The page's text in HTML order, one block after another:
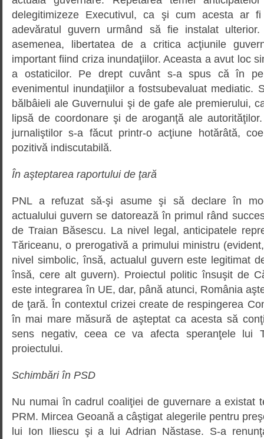
delegitimizeze Executivul, ca şi cum acesta ar
adevăratul guvern urmând să fie instalat
asemenea, libertatea de a critica acţiunile
important fiind criza inundaţiilor. Aceasta a avut loc
a ostaticilor. Pe drept cuvânt s-a spus că în
evenimentul inundaţiilor a fostsubevaluat mediatic.
bălbâieli ale Guvernului şi de gafe ale premierului,
lipsă de coordonare şi de aroganţă ale
jurnaliştilor s-a făcut printr-o acţiune hotărâtă,
pozitivă indiscutabilă.
În aşteptarea raportului de ţară
PNL a refuzat să-şi asume şi să declare în
actualului guvern se datorează în primul rând
de Traian Băsescu. La nivel legal, anticipatele
Tăriceanu, o prerogativă a primului ministru
nivel simbolic, însă, actualul guvern este legitimat
însă, cere alt guvern). Proiectul politic însuşit de
este integrarea în UE, dar, până atunci, România
de ţară. În contextul crizei create de respingerea
în mai mare măsură de aşteptat ca acesta să
sens negativ, ceea ce va afecta speranţele lui
proiectului.
Schimbări în PSD
Nu numai în cadrul coaliţiei de guvernare a existat
PRM. Mircea Geoană a câştigat alegerile pentru
lui Ion Iliescu şi a lui Adrian Năstase. S-a